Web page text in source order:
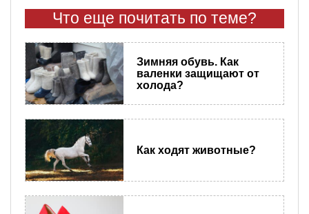
Что еще почитать по теме?
Зимняя обувь. Как
валенки защищают от
холода?
Как ходят животные?